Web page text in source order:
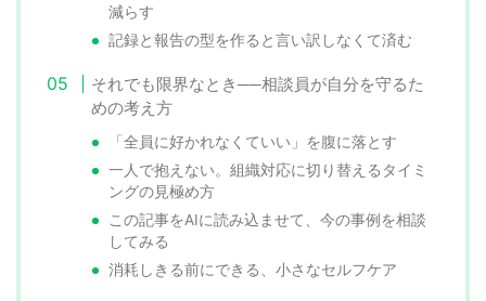
減らす
記録と報告の型を作ると言い訳しなくて済む
それでも限界なとき──相談員が自分を守るた
めの考え方
「全員に好かれなくていい」を腹に落とす
一人で抱えない。組織対応に切り替えるタイミ
ングの見極め方
この記事をAIに読み込ませて、今の事例を相談
してみる
消耗しきる前にできる、小さなセルフケア